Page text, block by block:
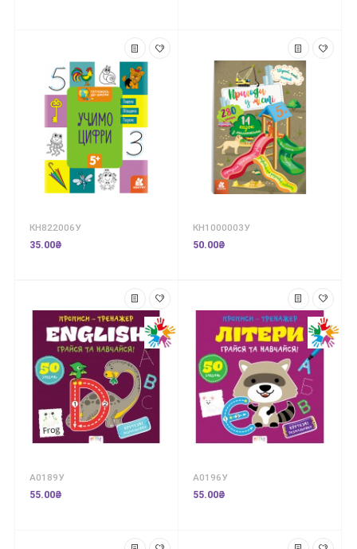
КН822006У
35.00₴
КН1000003У
50.00₴
А0189У
55.00₴
А0196У
55.00₴